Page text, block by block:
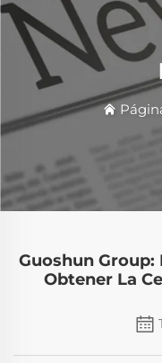
Guoshun Group:
Obtener La